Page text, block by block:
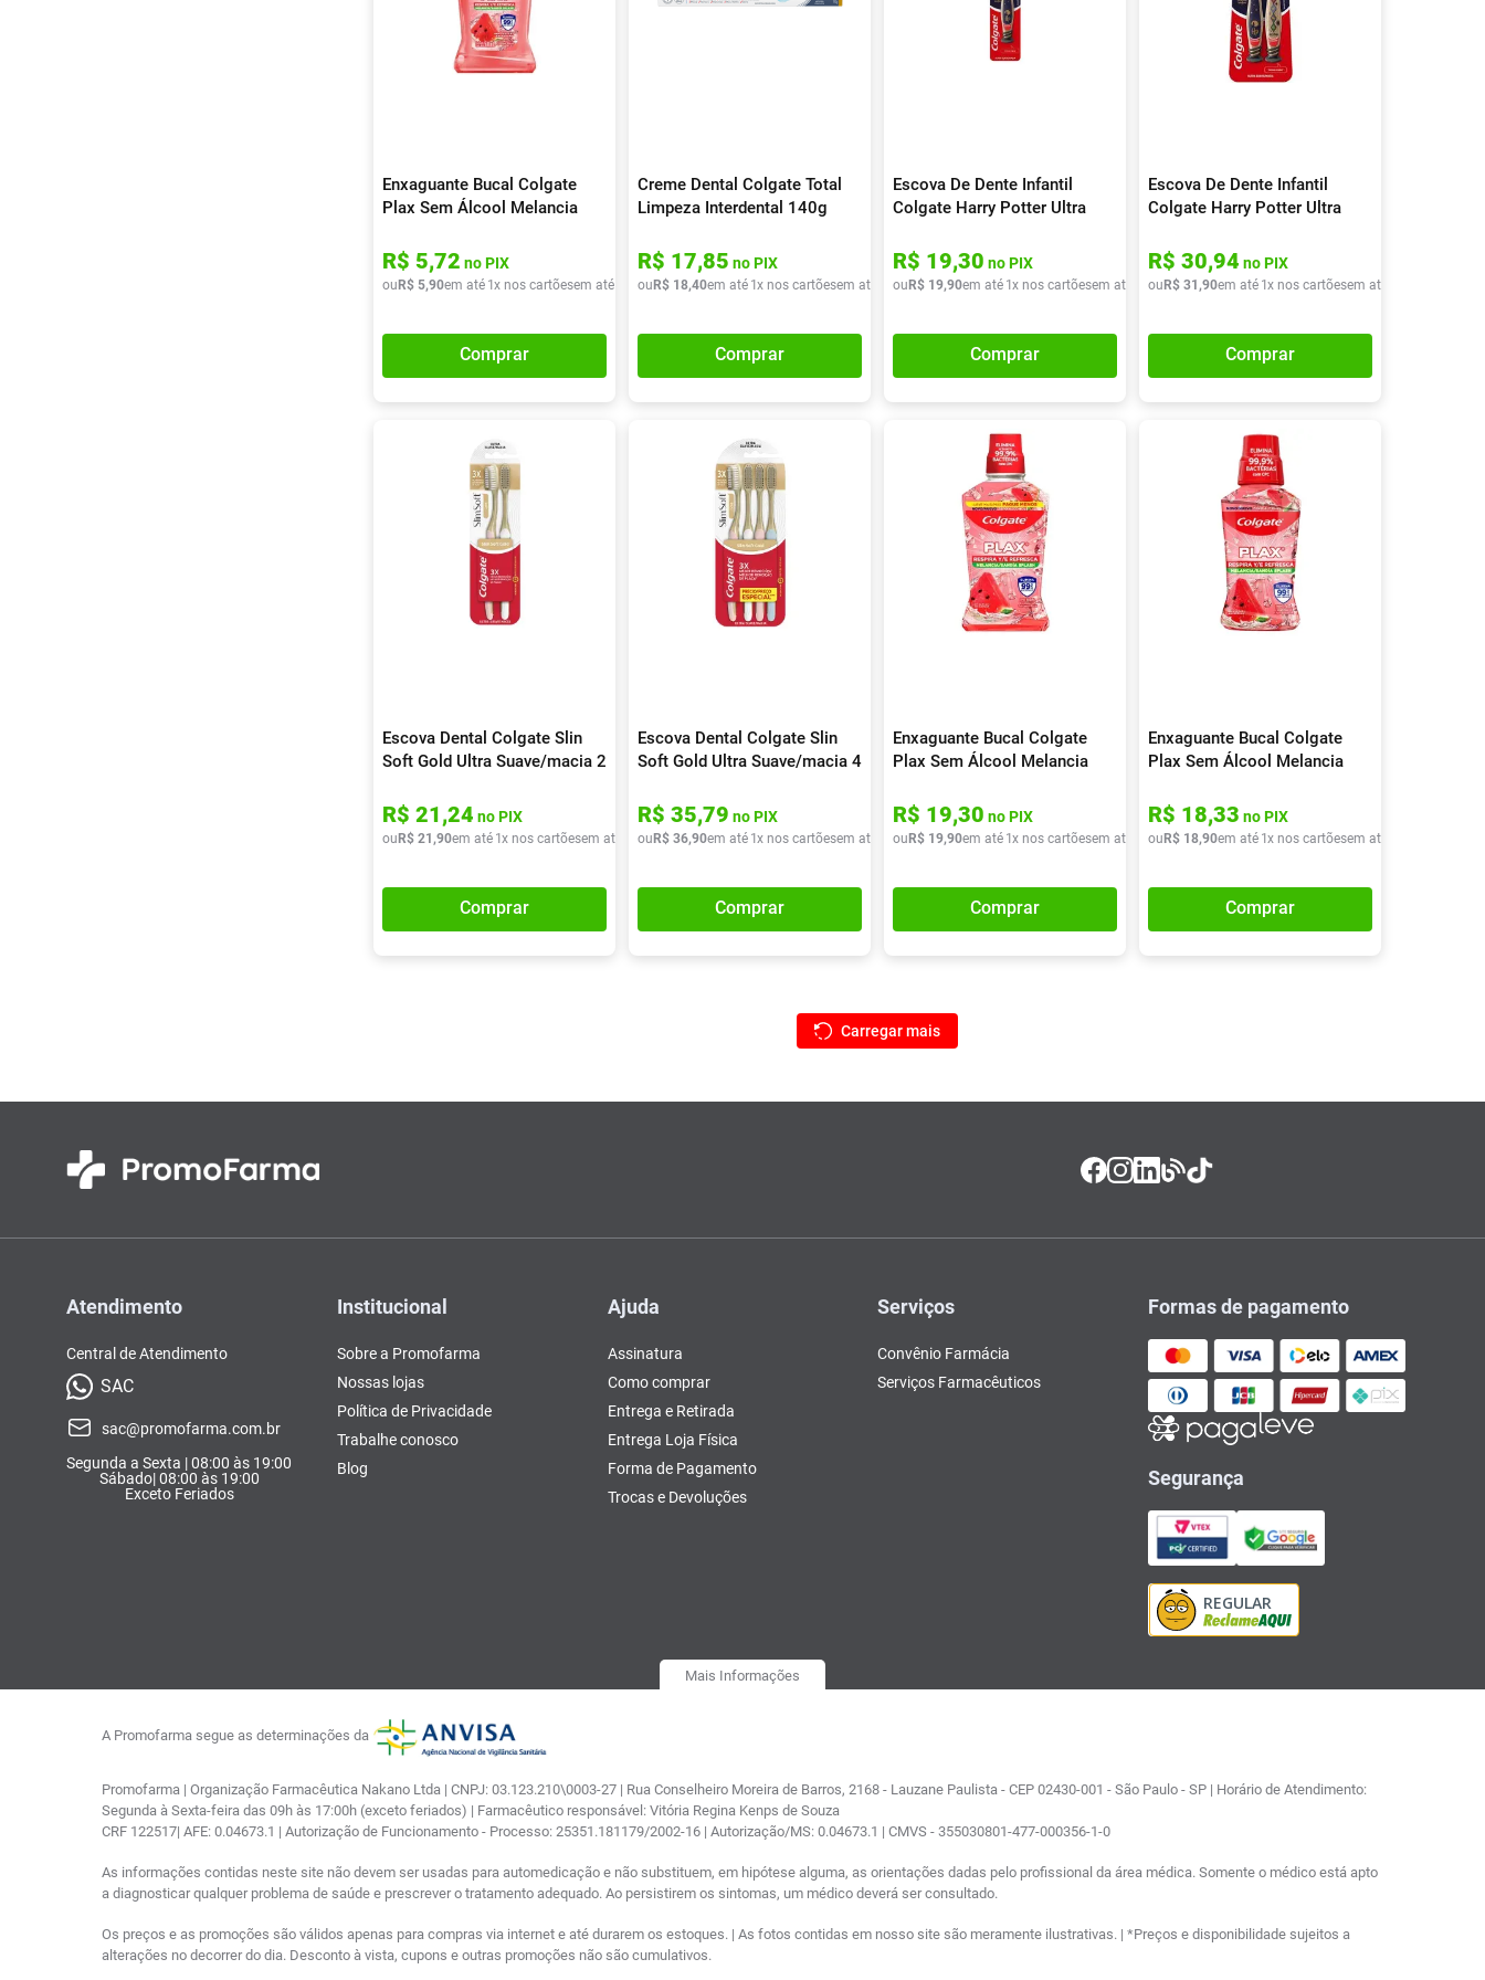
Enxaguante Bucal Colgate
Plax Sem Álcool Melancia
R$ 5,72 no PIX
ou R$ 5,90em até 1x nos cartõesem até x deR$ 5 90
Comprar
Creme Dental Colgate Total
Limpeza Interdental 140g
R$ 17,85 no PIX
ou R$ 18,40em até 1x nos cartõesem até x de R$ 18,40
Comprar
Escova De Dente Infantil
Colgate Harry Potter Ultra
R$ 19,30 no PIX
ou R$ 19,90em até 1x nos cartõesem até x de R$ 19,90
Comprar
Escova De Dente Infantil
Colgate Harry Potter Ultra
R$ 30,94 no PIX
ou R$ 31 ,90em até 1x nos cartõesem até
Comprar
Escova Dental Colgate Slin
Soft Gold Ultra Suave/macia 2
R$ 21,24 no PIX
ou R$ 21 ,90em até 1x nos cartõesem até x de R$ 21,90
Comprar
Escova Dental Colgate Slin
Soft Gold Ultra Suave/macia 4
R$ 35,79 no PIX
ou R$ 36,90em até 1x nos cartõesem até x de R$ 36,90
Comprar
Enxaguante Bucal Colgate
Plax Sem Álcool Melancia
R$ 19,30 no PIX
ou R$ 19,90em até 1x nos cartõesem até x de R$ 19,90
Comprar
Enxaguante Bucal Colgate
Plax Sem Álcool Melancia
R$ 18,33 no PIX
ou R$ 18,90em até 1x nos cartõesem até
Comprar
Atendimento
Central de Atendimento
SAC
sac@promofarma.com.br
Segunda a Sexta | 08:00 às 19:00
Sábado| 08:00 às 19:00
Exceto Feriados
Institucional
Sobre a Promofarma
Nossas lojas
Política de Privacidade
Trabalhe conosco
Blog
Ajuda
Assinatura
Como comprar
Entrega e Retirada
Entrega Loja Física
Forma de Pagamento
Trocas e Devoluções
Serviços
Convênio Farmácia
Serviços Farmacêuticos
Formas de pagamento
Segurança
Mais Informações
A Promofarma segue as determinações da
Promofarma | Organização Farmacêutica Nakano Ltda | CNPJ: 03.123.210\0003-27 | Rua Conselheiro Moreira de Barros, 2168 - Lauzane Paulista - CEP 02430-001 - São Paulo - SP | Horário de Atendimento:
Segunda à Sexta-feira das 09h às 17:00h (exceto feriados) | Farmacêutico responsável: Vitória Regina Kenps de Souza
CRF 122517| AFE: 0.04673.1 | Autorização de Funcionamento - Processo: 25351.181179/2002-16 | Autorização/MS: 0.04673.1 | CMVS - 355030801-477-000356-1-0
As informações contidas neste site não devem ser usadas para automedicação e não substituem, em hipótese alguma, as orientações dadas pelo profissional da área médica. Somente o médico está apto
a diagnosticar qualquer problema de saúde e prescrever o tratamento adequado. Ao persistirem os sintomas, um médico deverá ser consultado.
Os preços e as promoções são válidos apenas para compras via internet e até durarem os estoques. | As fotos contidas em nosso site são meramente ilustrativas. | *Preços e disponibilidade sujeitos a
alterações no decorrer do dia. Desconto à vista, cupons e outras promoções não são cumulativos.